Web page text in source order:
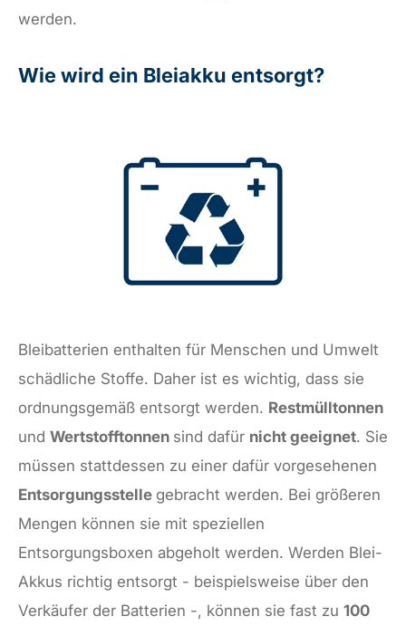
werden.
Wie wird ein Bleiakku entsorgt?
Bleibatterien enthalten für Menschen und Umwelt
schädliche Stoffe. Daher ist es wichtig, dass sie
ordnungsgemäß entsorgt werden. Restmülltonnen
und Wertstofftonnen sind dafür nicht geeignet. Sie
müssen stattdessen zu einer dafür vorgesehenen
Entsorgungsstelle gebracht werden. Bei größeren
Mengen können sie mit speziellen
Entsorgungsboxen abgeholt werden. Werden Blei-
Akkus richtig entsorgt - beispielsweise über den
Verkäufer der Batterien -, können sie fast zu 100